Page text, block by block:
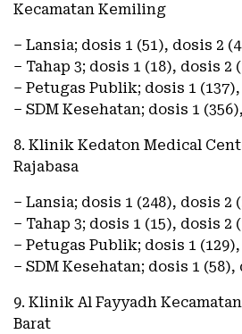
Kecamatan Kemiling
– Lansia; dosis 1 (51), dosis 2
– Tahap 3; dosis 1 (18), dosis 2
– Petugas Publik; dosis 1
– SDM Kesehatan; dosis 1
8. Klinik Kedaton Medical
Rajabasa
– Lansia; dosis 1 (248), dosis 2
– Tahap 3; dosis 1 (15), dosis 2
– Petugas Publik; dosis 1
– SDM Kesehatan; dosis 1 (58),
9. Klinik Al Fayyadh
Barat